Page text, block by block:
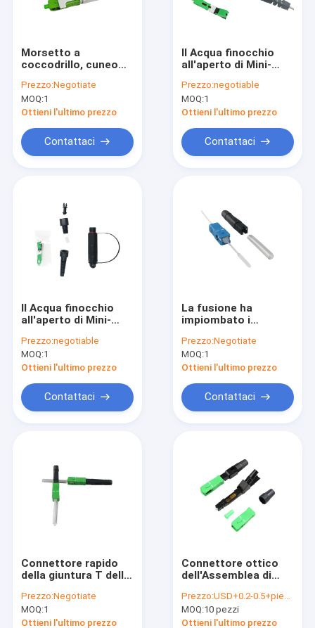
Giro della fabbrica
Richieda una citazione
Prodotti ottici speciali
Altri prodotti di comunicazione
Morsetto a
coccodrillo, cuneo
MP, 52mm, per cavo
flessibile, input
verticale, SC/APC un
ottica da 90 gradi
Prezzo:Negotiate
MOQ:1
Ottieni l'ultimo prezzo
Contattaci
Il Acqua finocchio
all'aperto di Mini-
rinforzato 01 il tipo
connettori veloci
montabili sul posto
l'interconnessione
dura dell'ambiente
Prezzo:negotiable
MOQ:1
Ottieni l'ultimo prezzo
Contattaci
Il Acqua finocchio
all'aperto di Mini-
rinforzato 02 il tipo
connettori veloci
montabili sul posto
l'interconnessione
dura dell'ambiente
Prezzo:negotiable
MOQ:1
Ottieni l'ultimo prezzo
Contattaci
La fusione ha
impiombato i
fibra ottica dello Sc
Upc 1490nm
Prezzo:Negotiate
MOQ:1
Ottieni l'ultimo prezzo
Contattaci
Connettore rapido
della giuntura T della
9/125
Prezzo:Negotiate
MOQ:1
Ottieni l'ultimo prezzo
Connettore ottico
dell'Assemblea di
52mm
Prezzo:USD+0.2-0.5+piece
MOQ:10 pezzi
Ottieni l'ultimo prezzo